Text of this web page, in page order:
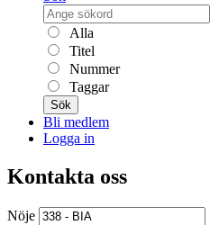
Alla
Titel
Nummer
Taggar
Sök
Bli medlem
Logga in
Kontakta oss
Nöje